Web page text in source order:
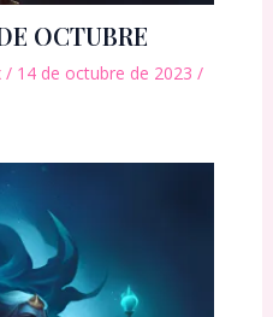
OCTUBRE
/ 14 de octubre de 2023 /